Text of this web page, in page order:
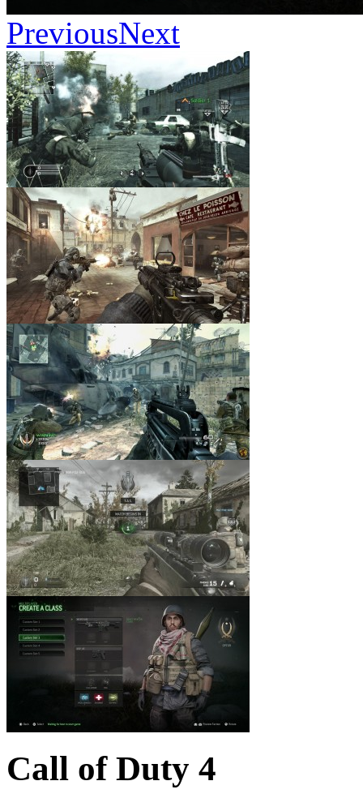
PreviousNext
Call of Duty 4